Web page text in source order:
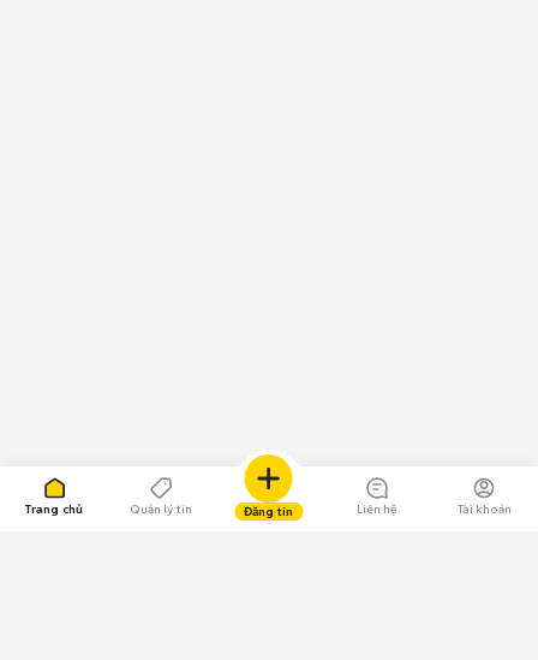
Trang chủ Quản lý tin Đăng tin Liên hệ Tài khoản